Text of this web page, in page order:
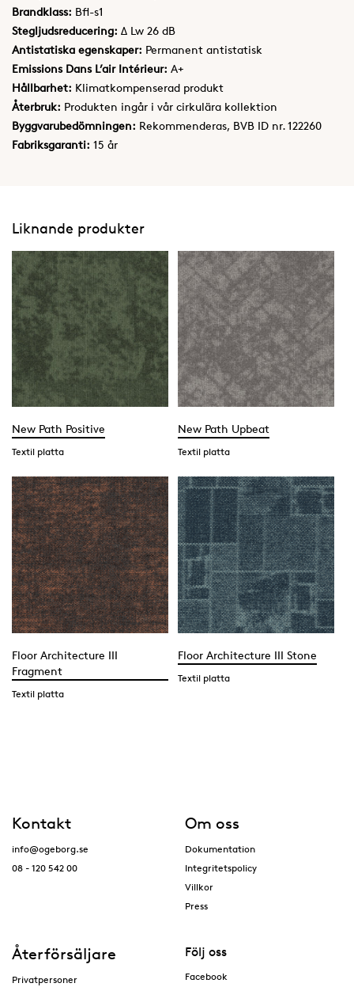
Brandklass: Bfl-s1
Stegljudsreducering: Δ Lw 26 dB
Antistatiska egenskaper: Permanent antistatisk
Emissions Dans L’air Intérieur: A+
Hållbarhet: Klimatkompenserad produkt
Återbruk: Produkten ingår i vår cirkulära kollektion
Byggvarubedömningen: Rekommenderas, BVB ID nr. 122260
Fabriksgaranti: 15 år
Liknande produkter
New Path Positive
Textil platta
New Path Upbeat
Textil platta
Floor Architecture III
Fragment
Textil platta
Floor Architecture III Stone
Textil platta
Kontakt
info@ogeborg.se
08 - 120 542 00
Om oss
Dokumentation
Integritetspolicy
Villkor
Press
Återförsäljare
Privatpersoner
Följ oss
Facebook